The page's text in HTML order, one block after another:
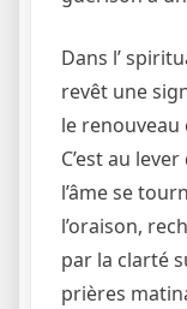
Dans l’
revêt une
le
C’est au
l’âme se
l’oraison,
par la clarté
prières